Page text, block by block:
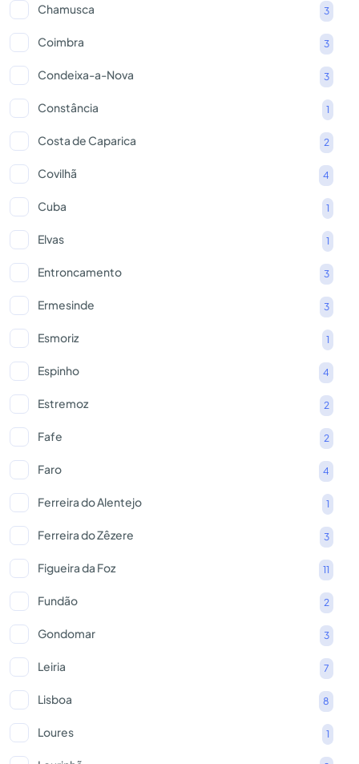
Chamusca 3
Coimbra 3
Condeixa-a-Nova 3
Constância 1
Costa de Caparica 2
Covilhã 4
Cuba 1
Elvas 1
Entroncamento 3
Ermesinde 3
Esmoriz 1
Espinho 4
Estremoz 2
Fafe 2
Faro 4
Ferreira do Alentejo 1
Ferreira do Zêzere 3
Figueira da Foz 11
Fundão 2
Gondomar 3
Leiria 7
Lisboa 8
Loures 1